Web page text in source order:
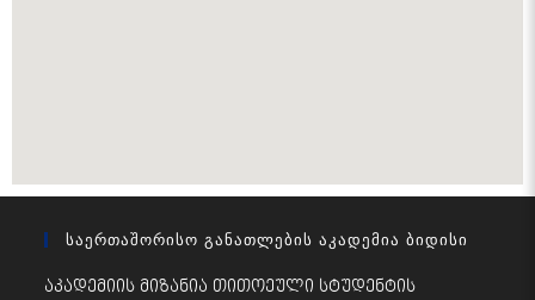
Საერთაშორისო Განათლების Აკადემია Ბიდისი
აკადემიის მიზანია თითოეული სტუდენტის